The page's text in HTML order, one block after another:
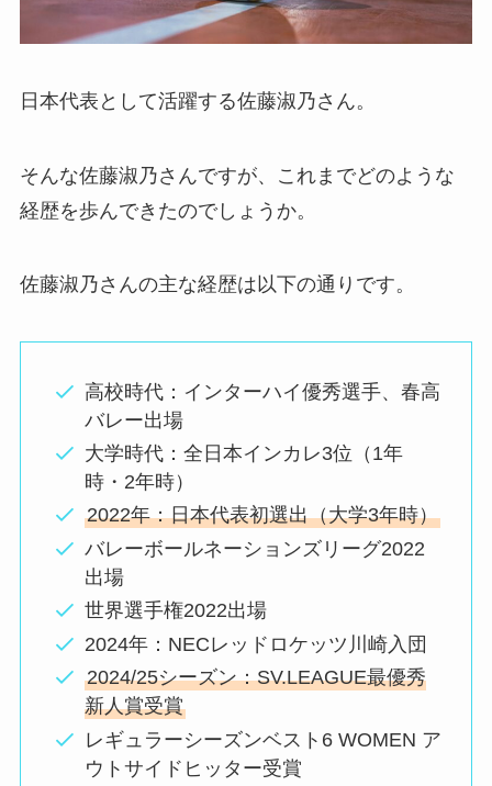
日本代表として活躍する佐藤淑乃さん。
そんな佐藤淑乃さんですが、これまでどのような
経歴を歩んできたのでしょうか。
佐藤淑乃さんの主な経歴は以下の通りです。
高校時代：インターハイ優秀選手、春高
バレー出場
大学時代：全日本インカレ3位（1年
時・2年時）
2022年：日本代表初選出（大学3年時）
バレーボールネーションズリーグ2022
出場
世界選手権2022出場
2024年：NECレッドロケッツ川崎入団
2024/25シーズン：SV.LEAGUE最優秀
新人賞受賞
レギュラーシーズンベスト6 WOMEN ア
ウトサイドヒッター受賞